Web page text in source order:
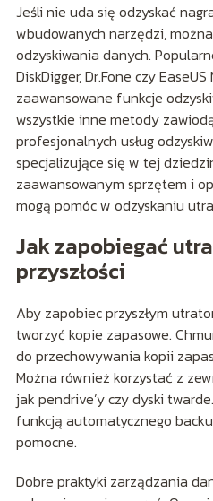
Jeśli nie uda się odzyskać
wbudowanych narzędzi,
odzyskiwania danych.
DiskDigger, Dr.Fone czy
zaawansowane funkcje
wszystkie inne metody
profesjonalnych usług
specjalizujące się w tej
zaawansowanym sprzętem i
mogą pomóc w odzyskaniu
Jak zapobiegać
przyszłości
Aby zapobiec przyszłym
tworzyć kopie zapasowe.
do przechowywania kopii
Można również korzystać z
jak pendrive’y czy dyski
funkcją automatycznego
pomocne.
Dobre praktyki zarządzania